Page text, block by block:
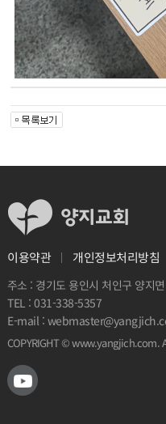
이용약관 개인정보처리방침
주소 : 경기도 용인시 처인구 양지
TEL :031-338-5357
E-mail :
COPYRIGHT ©www.yangjich.com.